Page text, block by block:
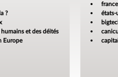
?
humains et des déités
Europe
france
états-